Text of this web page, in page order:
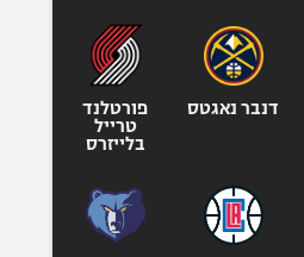
דנבר נאגטס
פורטלנד
טרייל
בלייזרס